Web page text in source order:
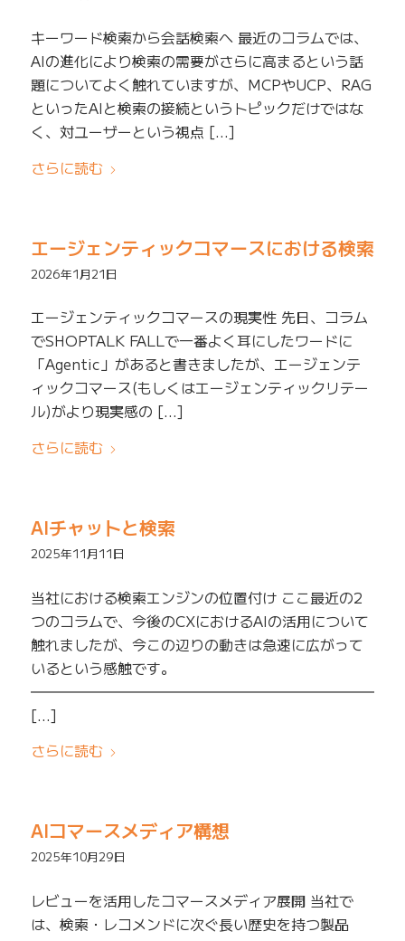
キーワード検索から会話検索へ 最近のコラムでは、
AIの進化により検索の需要がさらに高まるという話
題についてよく触れていますが、MCPやUCP、RAG
といったAIと検索の接続というトピックだけではな
く、対ユーザーという視点 […]
さらに読む
エージェンティックコマースにおける検索
2026年1月21日
エージェンティックコマースの現実性 先日、コラム
でSHOPTALK FALLで一番よく耳にしたワードに
「Agentic」があると書きましたが、エージェンテ
ィックコマース(もしくはエージェンティックリテー
ル)がより現実感の […]
さらに読む
AIチャットと検索
2025年11月11日
当社における検索エンジンの位置付け ここ最近の2
つのコラムで、今後のCXにおけるAIの活用について
触れましたが、今この辺りの動きは急速に広がって
いるという感触です。
[…]
さらに読む
AIコマースメディア構想
2025年10月29日
レビューを活用したコマースメディア展開 当社で
は、検索・レコメンドに次ぐ長い歴史を持つ製品